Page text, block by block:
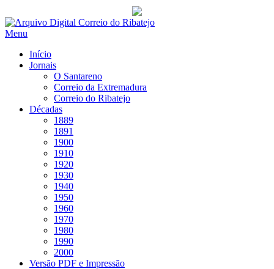
Saltar
para
Menu
Início
Jornais
O Santareno
Correio da Extremadura
Correio do Ribatejo
Décadas
1889
1891
1900
1910
1920
1930
1940
1950
1960
1970
1980
1990
2000
Versão PDF e Impressão